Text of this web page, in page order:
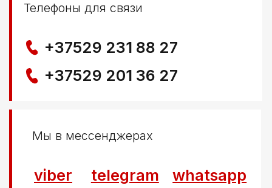
Свидетельство выдано Березовским районным
исполнительным комитетом 29.04.2025
Создание сайта Nastya Gurpa